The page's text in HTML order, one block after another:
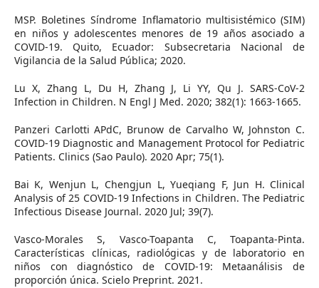
MSP. Boletines Síndrome Inflamatorio multisistémico (SIM)
en niños y adolescentes menores de 19 años asociado a
COVID-19. Quito, Ecuador: Subsecretaria Nacional de
Vigilancia de la Salud Pública; 2020.
Lu X, Zhang L, Du H, Zhang J, Li YY, Qu J. SARS-CoV-2
Infection in Children. N Engl J Med. 2020; 382(1): 1663-1665.
Panzeri Carlotti APdC, Brunow de Carvalho W, Johnston C.
COVID-19 Diagnostic and Management Protocol for Pediatric
Patients. Clinics (Sao Paulo). 2020 Apr; 75(1).
Bai K, Wenjun L, Chengjun L, Yueqiang F, Jun H. Clinical
Analysis of 25 COVID-19 Infections in Children. The Pediatric
Infectious Disease Journal. 2020 Jul; 39(7).
Vasco-Morales S, Vasco-Toapanta C, Toapanta-Pinta.
Características clínicas, radiológicas y de laboratorio en
niños con diagnóstico de COVID-19: Metaanálisis de
proporción única. Scielo Preprint. 2021.